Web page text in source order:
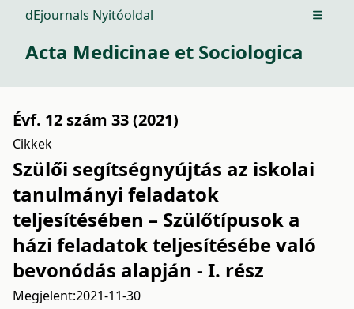
dEjournals Nyitóoldal Open
Acta Medicinae et Sociologica
Évf. 12 szám 33 (2021)
Cikkek
Szülői segítségnyújtás az iskolai
tanulmányi feladatok
teljesítésében – Szülőtípusok a
házi feladatok teljesítésébe való
bevonódás alapján - I. rész
Megjelent:2021-11-30